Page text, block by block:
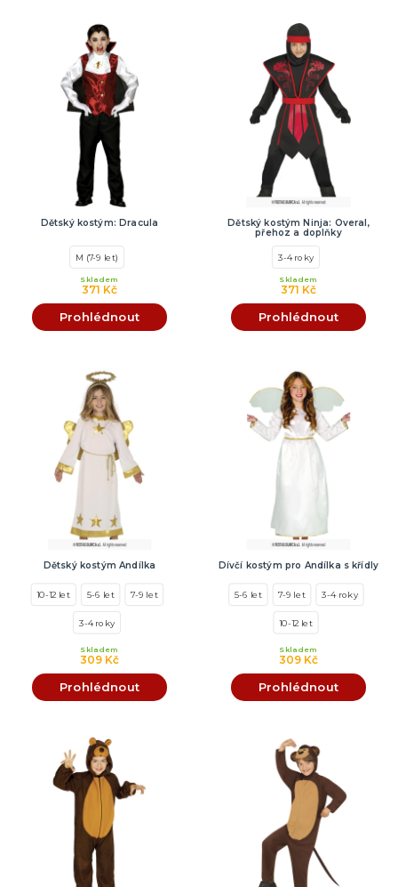
Dětský kostým: Dracula
M (7-9 let)
371 Kč
Skladem
Prohlédnout
Dětský kostým Ninja: Overal,
přehoz a doplňky
3-4 roky
371 Kč
Skladem
Prohlédnout
Dětský kostým Andílka
10-12 let 5-6 let 7-9 let
3-4 roky
309 Kč
Skladem
Prohlédnout
Dívčí kostým pro Andílka s křídly
5-6 let 7-9 let 3-4 roky
10-12 let
309 Kč
Skladem
Prohlédnout